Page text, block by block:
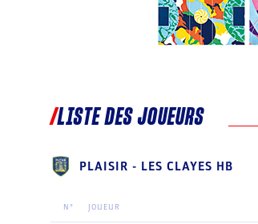
LISTE DES JOUEURS
PLAISIR - LES CLAYES HB
N° JOUEUR